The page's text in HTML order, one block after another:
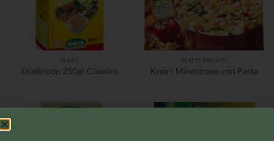
DADI
Dialbrodo 250gr Classico
PIATTI PRONTI
Knorr Minestrone con Pasta